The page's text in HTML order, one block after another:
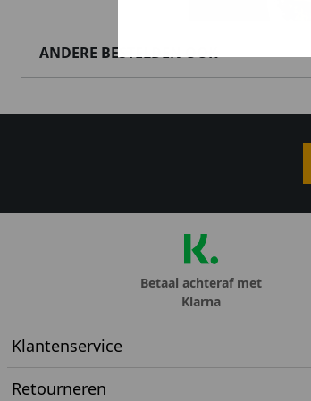
ANDERE BESTELDEN OOK
Betaal achteraf met
Klarna
Klantenservice
Retourneren